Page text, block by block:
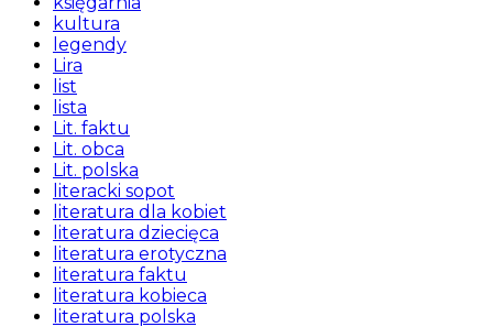
kultura
legendy
Lira
list
lista
Lit. faktu
Lit. obca
Lit. polska
literacki sopot
literatura dla kobiet
literatura dziecięca
literatura erotyczna
literatura faktu
literatura kobieca
literatura polska